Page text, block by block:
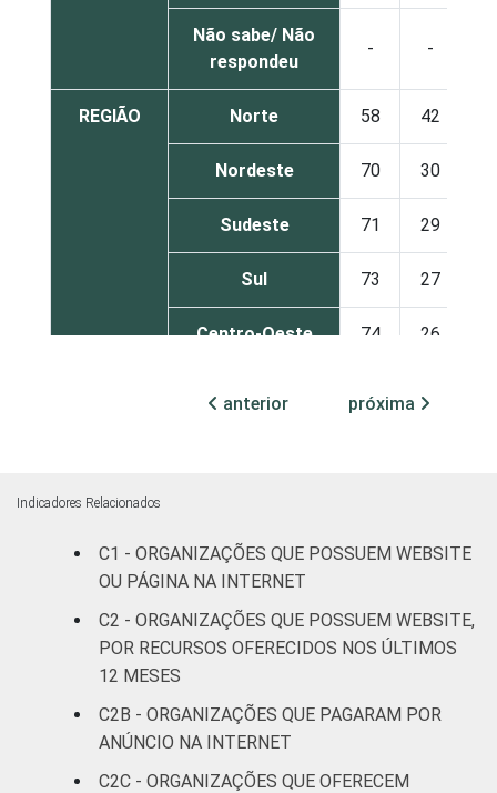
Não sabe/ Não
respondeu
- -
REGIÃO Norte 58 42
Nordeste 70 30
Sudeste 71 29
Sul 73 27
Centro-Oeste 74 26
patronais e
63 37
Educação e
Desenvolvimento
direitos
Religião
anterior próxima
Indicadores Relacionados
C1 - ORGANIZAÇÕES QUE POSSUEM WEBSITE
OU PÁGINA NA INTERNET
C2 - ORGANIZAÇÕES QUE POSSUEM WEBSITE,
POR RECURSOS OFERECIDOS NOS ÚLTIMOS
12 MESES
C2B - ORGANIZAÇÕES QUE PAGARAM POR
ANÚNCIO NA INTERNET
C2C - ORGANIZAÇÕES QUE OFERECEM